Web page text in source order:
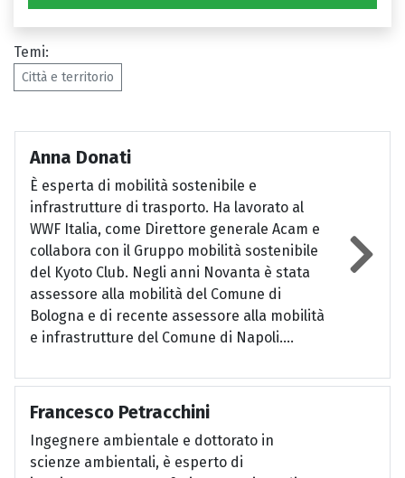
Temi:
Città e territorio
Anna Donati
È esperta di mobilità sostenibile e
infrastrutture di trasporto. Ha lavorato al
WWF Italia, come Direttore generale Acam e
collabora con il Gruppo mobilità sostenibile
del Kyoto Club. Negli anni Novanta è stata
assessore alla mobilità del Comune di
Bologna e di recente assessore alla mobilità
e infrastrutture del Comune di Napoli....
Francesco Petracchini
Ingegnere ambientale e dottorato in
scienze ambientali, è esperto di